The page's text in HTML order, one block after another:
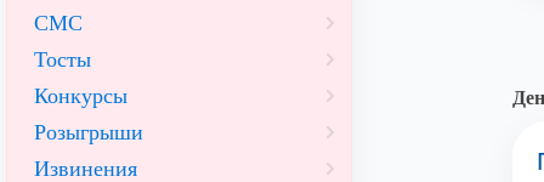
СМС
Тосты
Конкурсы
Розыгрыши
Извинения